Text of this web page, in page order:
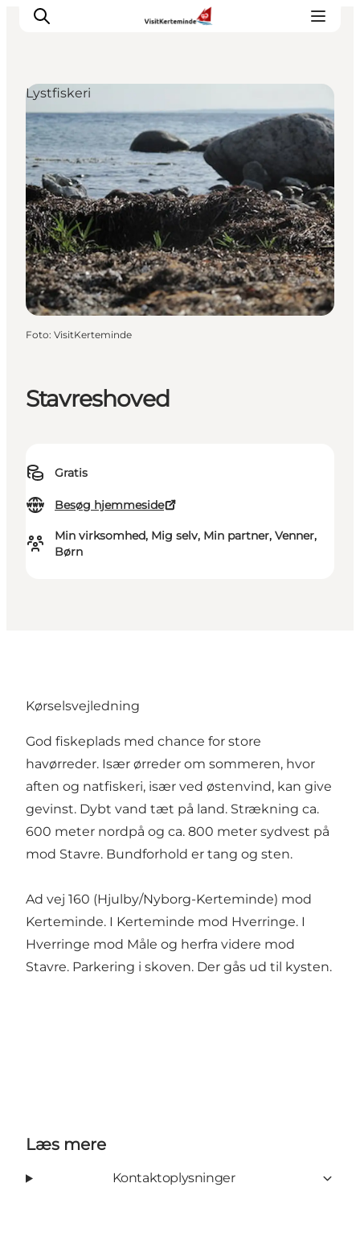
Oplevelser
Aktiviteter
Spis godt
Sov godt
Planlæg din ferie
Det sker
Sommerbus
Stavreshoved
Gratis
Besøg hjemmeside
Min virksomhed, Mig selv, Min partner, Venner,
Børn
Lystfiskeri
Foto: VisitKerteminde
Kørselsvejledning
God fiskeplads med chance for store
havørreder. Især ørreder om sommeren, hvor
aften og natfiskeri, især ved østenvind, kan give
gevinst. Dybt vand tæt på land. Strækning ca.
600 meter nordpå og ca. 800 meter sydvest på
mod Stavre. Bundforhold er tang og sten.
Ad vej 160 (Hjulby/Nyborg-Kerteminde) mod
Kerteminde. I Kerteminde mod Hverringe. I
Hverringe mod Måle og herfra videre mod
Stavre. Parkering i skoven. Der gås ud til kysten.
Læs mere
Kontaktoplysninger